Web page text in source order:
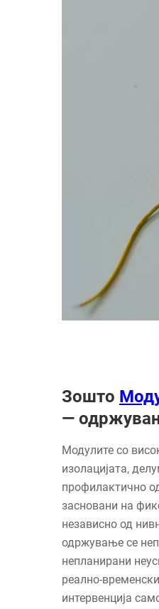
Зошто
—
Модулите со
изолацијата,
профилактично
засновани на
независно од
одржување се
непланирани
реално-
интервенција